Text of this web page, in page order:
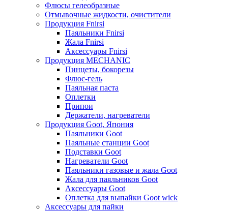
Флюсы гелеобразные
Отмывочные жидкости, очистители
Продукция Fnirsi
Паяльники Fnirsi
Жала Fnirsi
Аксессуары Fnirsi
Продукция MECHANIC
Пинцеты, бокорезы
Флюс-гель
Паяльная паста
Оплетки
Припои
Держатели, нагреватели
Продукция Goot, Япония
Паяльники Goot
Паяльные станции Goot
Подставки Goot
Нагреватели Goot
Паяльники газовые и жала Goot
Жала для паяльников Goot
Аксессуары Goot
Оплетка для выпайки Goot wick
Аксессуары для пайки